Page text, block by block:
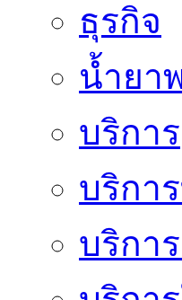
ธุรกิจ
น้ำยา
บริการ
บริกา
บริกา